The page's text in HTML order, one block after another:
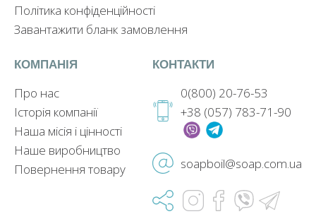
Політика конфіденційності
Завантажити бланк замовлення
КОМПАНІЯ
Про нас
Історія компанії
Наша місія і цінності
Наше виробництво
Повернення товару
КОНТАКТИ
0(800) 20-76-53
+38 (057) 783-71-90
soapboil@soap.com.ua